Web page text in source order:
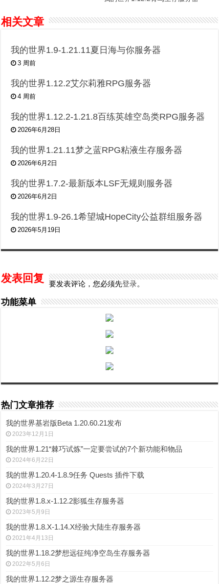
相关文章
我的世界1.9-1.21.11夏日海与你服务器
3 周前
我的世界1.12.2艾尔莉雅RPG服务器
4 周前
我的世界1.12.2-1.21.8百练英雄空岛类RPG服务器
2026年6月28日
我的世界1.21.11梦之蓝RPG粘液生存服务器
2026年6月2日
我的世界1.7.2-最新版本LSF无规则服务器
2026年6月2日
我的世界1.9-26.1希望城HopeCity公益群组服务器
2026年5月19日
发表回复 要发表评论，您必须先登录。
功能菜单
热门文章推荐
我的世界基岩版Beta 1.20.60.21发布
2023年12月1日
我的世界1.21“棘巧试炼”一定要尝试的7个新功能和物品
2024年6月22日
我的世界1.20.4-1.8.9任务 Quests 插件下载
2024年3月27日
我的世界1.8.x-1.12.2影狐生存服务器
2023年5月9日
我的世界1.8.X-1.14.X经验大陆生存服务器
2021年4月13日
我的世界1.18.2梦想远征纯净空岛生存服务器
2022年5月6日
我的世界1.12.2梦之源生存服务器